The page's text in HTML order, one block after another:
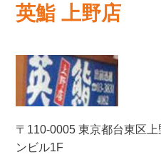
英鮨 上野店
〒110-0005 東京都台東区
ンビル1F